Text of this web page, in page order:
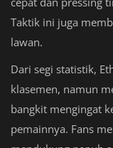
Taktik ini juga
lawan.
Dari segi statistik,
klasemen, namun
bangkit mengingat
pemainnya. Fans